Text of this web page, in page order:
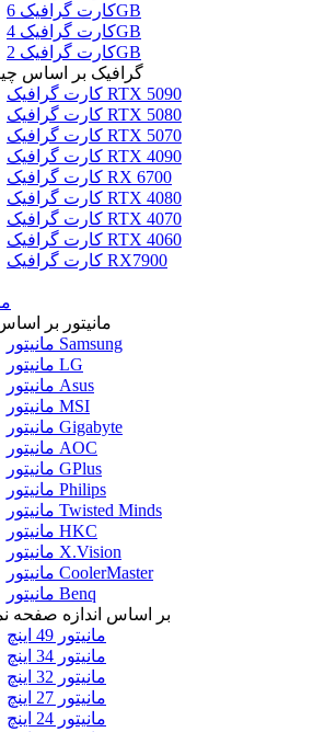
کارت گرافیک 6GB
کارت گرافیک 4GB
کارت گرافیک 2GB
گرافیک بر اساس
کارت گرافیک RTX 5090
کارت گرافیک RTX 5080
کارت گرافیک RTX 5070
کارت گرافیک RTX 4090
کارت گرافیک RX 6700
کارت گرافیک RTX 4080
کارت گرافیک RTX 4070
کارت گرافیک RTX 4060
کارت گرافیک RX7900
مانیتور بر
مانیتور Samsung
مانیتور LG
مانیتور Asus
مانیتور MSI
مانیتور Gigabyte
مانیتور AOC
مانیتور GPlus
مانیتور Philips
مانیتور Twisted Minds
مانیتور HKC
مانیتور X.Vision
مانیتور CoolerMaster
مانیتور Benq
بر اساس اندازه صفحه
مانیتور 49 اینچ
مانیتور 34 اینچ
مانیتور 32 اینچ
مانیتور 27 اینچ
مانیتور 24 اینچ